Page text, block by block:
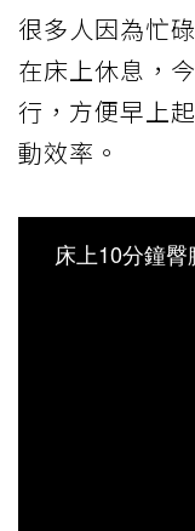
很多人因為忙
在床上休息，
行，方便早上
動效率。